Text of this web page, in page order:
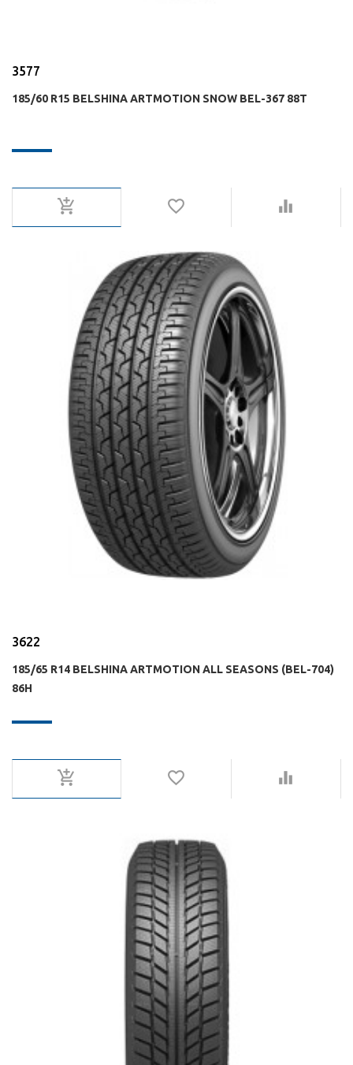
3577
185/60 R15 BELSHINA ARTMOTION SNOW BEL-367 88T
3622
185/65 R14 BELSHINA ARTMOTION ALL SEASONS (BEL-704)
86H